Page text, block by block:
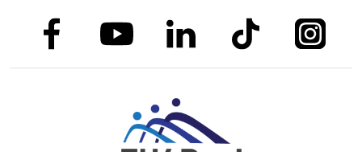
link to facebooklink to youtubelink to linkedinlink to tiktok link to